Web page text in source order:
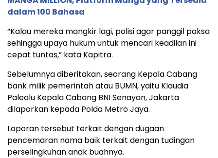
dalam 100 Bahasa
“Kalau mereka mangkir lagi, polisi agar panggil paksa
sehingga upaya hukum untuk mencari keadilan ini
cepat tuntas,” kata Kapitra.
Sebelumnya diberitakan, seorang Kepala Cabang
bank milik pemerintah atau BUMN, yaitu Klaudia
Palealu Kepala Cabang BNI Senayan, Jakarta
dilaporkan kepada Polda Metro Jaya.
Laporan tersebut terkait dengan dugaan
pencemaran nama baik terkait dengan tudingan
perselingkuhan anak buahnya.